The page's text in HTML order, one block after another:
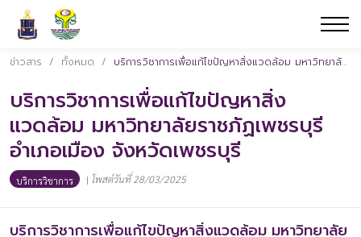
ข่าวสาร / ทั้งหมด / บริการวิชาการเพื่อแก้ไขปัญหาสิ่งแวดล้อม มหาวิทยาลัยราชภัฏเพชรบุรี อำเภอเมือง จังหวัดเพชรบุรี
บริการวิชาการเพื่อแก้ไขปัญหาสิ่ง
แวดล้อม มหาวิทยาลัยราชภัฏเพชรบุรี
อำเภอเมือง จังหวัดเพชรบุรี
บริการวิชาการ | โพสต์วันที่ 28/03/2025
บริการวิชาการเพื่อแก้ไขปัญหาสิ่งแวดล้อม มหาวิทยาลัย